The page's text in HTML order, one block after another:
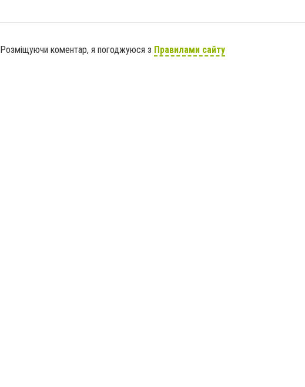
Розміщуючи коментар, я погоджуюся з Правилами сайту